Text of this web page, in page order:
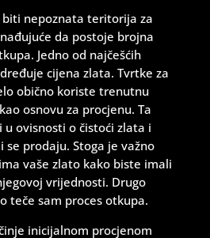
biti nepoznata teritorija za
da postoje brojna
Jedno od najčešćih
cijena zlata. Tvrtke za
obično koriste trenutnu
osnovu za procjenu. Ta
ovisnosti o čistoći zlata i
prodaju. Stoga je važno
vaše zlato kako biste imali
vrijednosti. Drugo
teče sam proces otkupa.
inicijalnom procjenom